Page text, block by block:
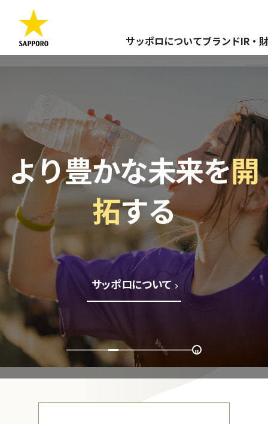
サッポロについてブランドIR・
より豊かな未来を開
拓する
サッポロについて